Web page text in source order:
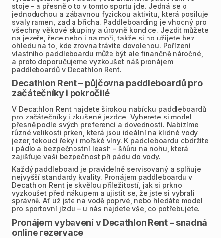
stoje – a přesně o to v tomto sportu jde. Jedná se o
jednoduchou a zábavnou fyzickou aktivitu, která posiluje
svaly ramen, zad a břicha. Paddleboarding je vhodný pro
všechny věkové skupiny a úrovně kondice. Jezdit můžete
na jezeře, řece nebo i na moři, takže si ho užijete bez
ohledu na to, kde zrovna trávíte dovolenou. Pořízení
vlastního paddleboardu může být ale finančně náročné,
a proto doporučujeme vyzkoušet náš pronájem
paddleboardů v Decathlon Rent.
Decathlon Rent – půjčovna paddleboardů pro
začátečníky i pokročilé
V Decathlon Rent najdete širokou nabídku paddleboardů
pro začátečníky i zkušené jezdce. Vyberete si model
přesně podle svých preferencí a dovedností. Nabízíme
různé velikosti prken, která jsou ideální na klidné vody
jezer, tekoucí řeky i mořské vlny. K paddleboardu obdržíte
i pádlo a bezpečnostní leash – šňůru na nohu, která
zajišťuje vaši bezpečnost při pádu do vody.
Každý paddleboard je pravidelně servisovaný a splňuje
nejvyšší standardy kvality. Pronájem paddleboardu v
Decathlon Rent je skvělou příležitostí, jak si prkno
vyzkoušet před nákupem a ujistit se, že jste si vybrali
správně. Ať už jste na vodě poprvé, nebo hledáte model
pro sportovní jízdu – u nás najdete vše, co potřebujete.
Pronájem vybavení v Decathlon Rent – snadná
online rezervace